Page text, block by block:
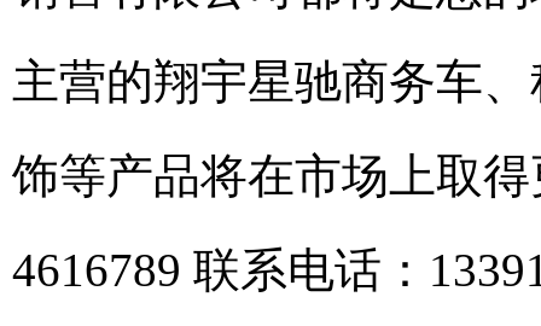
主营的翔宇星驰商务车
饰等产品将在市场上取
4616789 联系电话：